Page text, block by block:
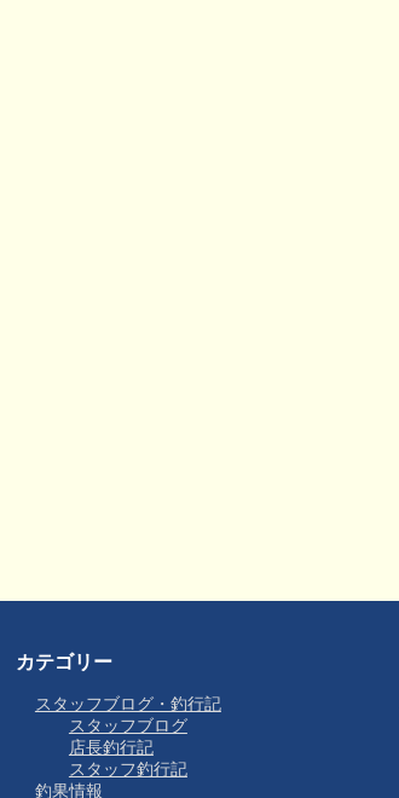
カテゴリー
スタッフブログ・釣行記
スタッフブログ
店長釣行記
スタッフ釣行記
釣果情報